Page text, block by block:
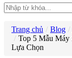
Trang chủ Blog
Top 5 Mẫu
Lựa Chọn